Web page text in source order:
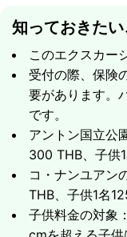
14:20 コ・タオ
15:20 コ・サ
16:40 コ・サ
ツアーに含まれ
ホテル往復送
シュノーケリ
プロのツアー
夕方に桟橋で
12:00 タマリン
オプションの
14:00 パノラ
トルのハイキ
り水泳するかを
15:30 コ・サ
16:30 コ・サム
含まれるもの
ホテル往復送迎
シュノーケリ
知っておきたい
このエクスカー
受付の際、保険
要があります。
です。
アントン国立公
300 THB、子供1
コ・ナンユアン
THB、子供1名
子供料金の対象